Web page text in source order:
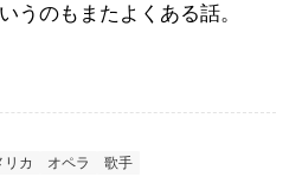
うのもまたよくある話。
リカ オペラ 歌手